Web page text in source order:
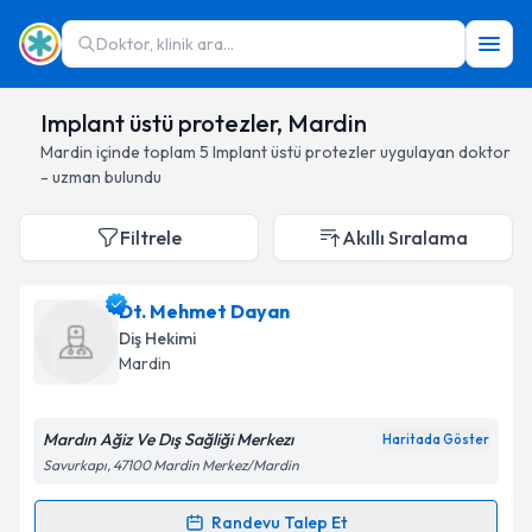
Doktor, klinik ara...
Implant üstü protezler, Mardin
Mardin içinde toplam 5 Implant üstü protezleruygulayan doktor
- uzman bulundu
Filtrele Akıllı Sıralama
Dt. Mehmet Dayan
Diş Hekimi
Mardin
Mardın Ağiz Ve Dış Sağliği Merkezı Haritada Göster
Savurkapı, 47100 Mardin Merkez/Mardin
Randevu Talep Et